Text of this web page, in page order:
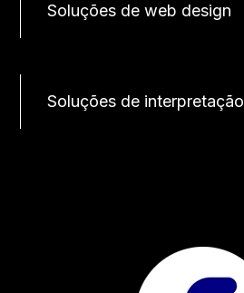
Soluções de web design
Soluções de interpretação